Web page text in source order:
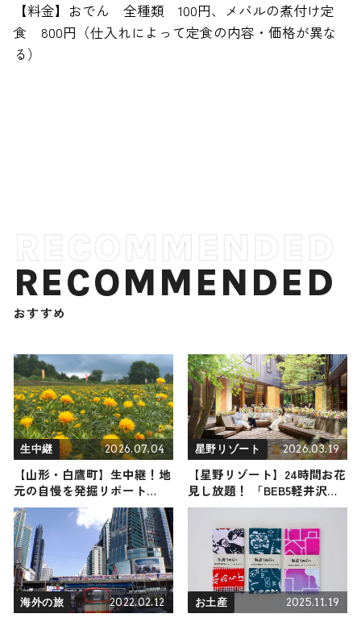
【料金】おでん 全種類 100円、メバルの煮付け定
食 800円（仕入れによって定食の内容・価格が異な
る）
RECOMMENDED
おすすめ
生中継 2026.07.04
【山形・白鷹町】生中継！地
元の自慢を発掘リポート
2026年7月4日放送
星野リゾート 2026.03.19
【星野リゾート】24時間お花
見し放題！ 「BEB5軽井沢」
でカラフルなお花に包まれる
『BEBフラワーテラス』が新
登場
海外の旅 2022.02.12 お土産 2025.11.19